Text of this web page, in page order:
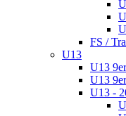
FS /
U13
U13
U13
U13 -